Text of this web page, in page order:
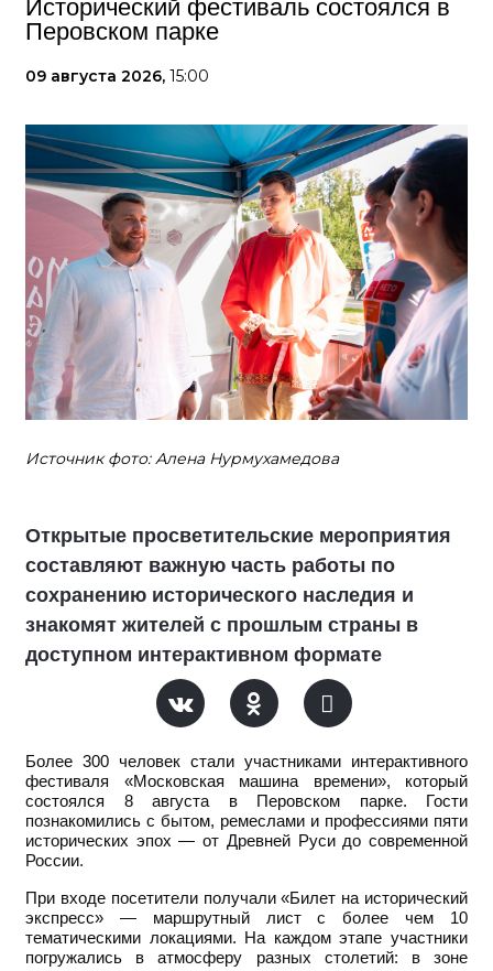
Исторический фестиваль состоялся в
Перовском парке
09 августа 2026, 15:00
Источник фото: Алена Нурмухамедова
Открытые просветительские мероприятия
составляют важную часть работы по
сохранению исторического наследия и
знакомят жителей с прошлым страны в
доступном интерактивном формате
Более 300 человек стали участниками интерактивного
фестиваля «Московская машина времени», который
состоялся 8 августа в Перовском парке. Гости
познакомились с бытом, ремеслами и профессиями пяти
исторических эпох — от Древней Руси до современной
России.
При входе посетители получали «Билет на исторический
экспресс» — маршрутный лист с более чем 10
тематическими локациями. На каждом этапе участники
погружались в атмосферу разных столетий: в зоне